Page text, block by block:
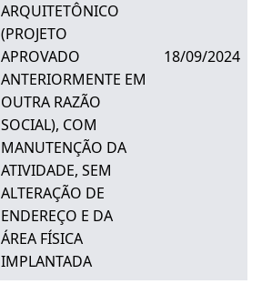
ARQUITETÔNICO
(PROJETO
APROVADO
ANTERIORMENTE EM
OUTRA RAZÃO
SOCIAL), COM
MANUTENÇÃO DA
ATIVIDADE, SEM
ALTERAÇÃO DE
ENDEREÇO E DA
ÁREA FÍSICA
IMPLANTADA
18/09/2024